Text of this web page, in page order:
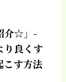
介☆」-
り良くす
こす方法